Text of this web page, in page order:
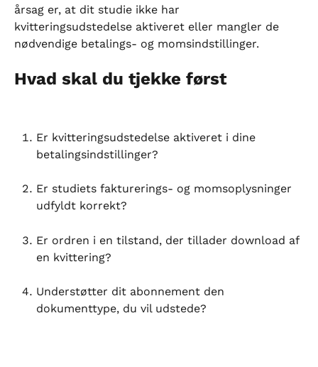
årsag er, at dit studie ikke har
kvitteringsudstedelse aktiveret eller mangler de
nødvendige betalings- og momsindstillinger.
Hvad skal du tjekke først
Er kvitteringsudstedelse aktiveret i dine
betalingsindstillinger?
Er studiets fakturerings- og momsoplysninger
udfyldt korrekt?
Er ordren i en tilstand, der tillader download af
en kvittering?
Understøtter dit abonnement den
dokumenttype, du vil udstede?